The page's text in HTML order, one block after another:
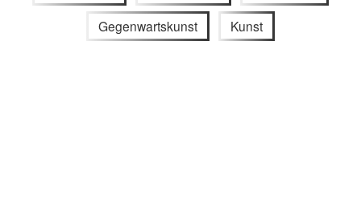
Gegenwartskunst Kunst